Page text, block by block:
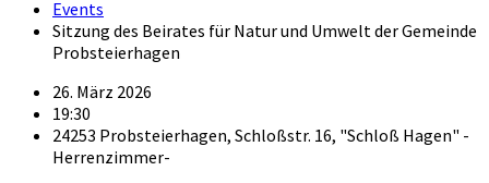
Events
Sitzung des Beirates für Natur und Umwelt der Gemeinde
Probsteierhagen
26. März 2026
19:30
24253 Probsteierhagen, Schloßstr. 16, "Schloß Hagen" -
Herrenzimmer-